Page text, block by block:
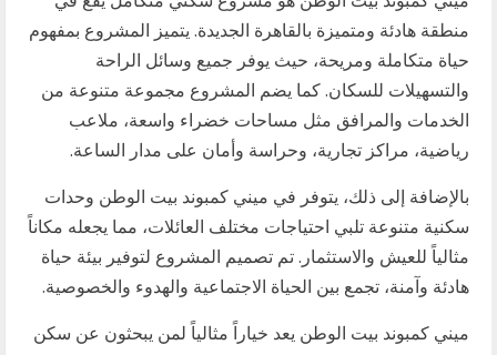
منطقة هادئة ومتميزة بالقاهرة الجديدة. يتميز المشروع بمفهوم
حياة متكاملة ومريحة، حيث يوفر جميع وسائل الراحة
والتسهيلات للسكان. كما يضم المشروع مجموعة متنوعة من
الخدمات والمرافق مثل مساحات خضراء واسعة، ملاعب
رياضية، مراكز تجارية، وحراسة وأمان على مدار الساعة.
بالإضافة إلى ذلك، يتوفر في ميني كمبوند بيت الوطن وحدات
سكنية متنوعة تلبي احتياجات مختلف العائلات، مما يجعله مكاناً
مثالياً للعيش والاستثمار. تم تصميم المشروع لتوفير بيئة حياة
هادئة وآمنة، تجمع بين الحياة الاجتماعية والهدوء والخصوصية.
ميني كمبوند بيت الوطن يعد خياراً مثالياً لمن يبحثون عن سكن